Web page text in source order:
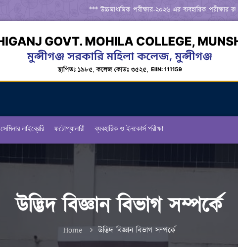
*** উচ্চমাধ্যমিক পরীক্ষার-২০২৬ এর ব্যবহারিক পরীক্ষার রুটিন ***
সেমিনার লাইব্রেরি ফটোগ্যালারী ব্যবহারিক ও ইনকোর্স পরীক্ষা
উদ্ভিদ বিজ্ঞান বিভাগ সম্পর্কে
Home উদ্ভিদ বিজ্ঞান বিভাগ সম্পর্কে